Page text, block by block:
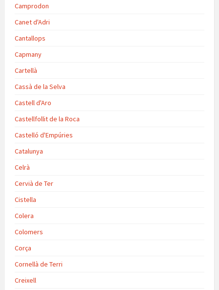
Camprodon
Canet d'Adri
Cantallops
Capmany
Cartellà
Cassà de la Selva
Castell d'Aro
Castellfollit de la Roca
Castelló d'Empúries
Catalunya
Celrà
Cervià de Ter
Cistella
Colera
Colomers
Corça
Cornellà de Terri
Creixell